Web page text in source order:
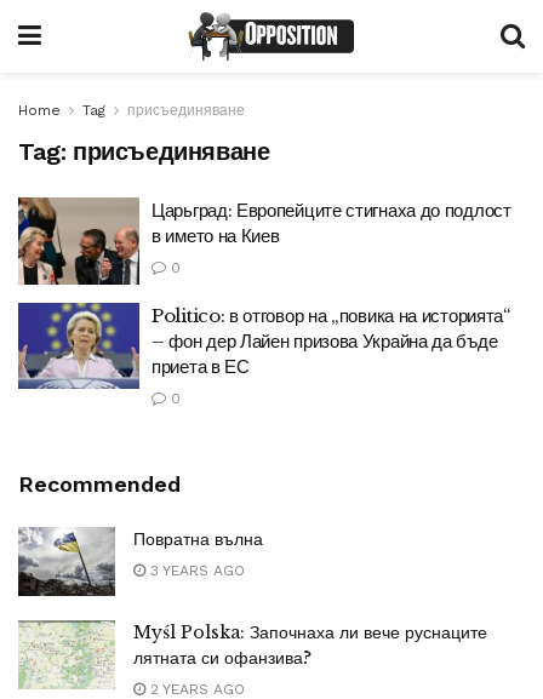
Home Tag присъединяване
Tag: присъединяване
Царьград: Европейците стигнаха до подлост
в името на Киев
0
Politico: в отговор на „повика на историята“
– фон дер Лайен призова Украйна да бъде
приета в ЕС
0
Recommended
Повратна вълна
3 YEARS AGO
Myśl Polska: Започнаха ли вече руснаците
лятната си офанзива?
2 YEARS AGO